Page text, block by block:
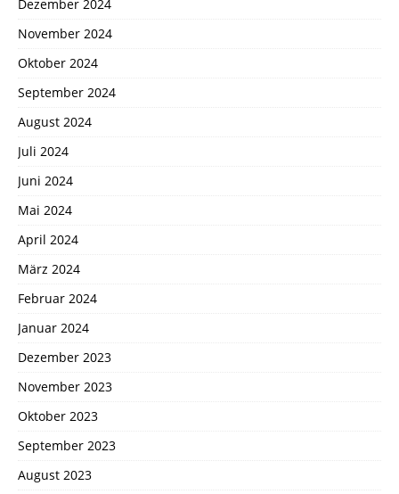
Dezember 2024
November 2024
Oktober 2024
September 2024
August 2024
Juli 2024
Juni 2024
Mai 2024
April 2024
März 2024
Februar 2024
Januar 2024
Dezember 2023
November 2023
Oktober 2023
September 2023
August 2023